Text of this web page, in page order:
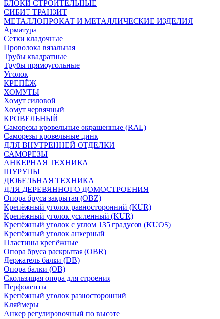
БЛОКИ СТРОИТЕЛЬНЫЕ
СИБИТ ТРАНЗИТ
МЕТАЛЛОПРОКАТ И МЕТАЛЛИЧЕСКИЕ ИЗДЕЛИЯ
Арматура
Сетки кладочные
Проволока вязальная
Трубы квадратные
Трубы прямоугольные
Уголок
КРЕПЁЖ
ХОМУТЫ
Хомут силовой
Хомут червячный
КРОВЕЛЬНЫЙ
Саморезы кровельные окрашенные (RAL)
Саморезы кровельные цинк
ДЛЯ ВНУТРЕННЕЙ ОТДЕЛКИ
САМОРЕЗЫ
АНКЕРНАЯ ТЕХНИКА
ШУРУПЫ
ДЮБЕЛЬНАЯ ТЕХНИКА
ДЛЯ ДЕРЕВЯННОГО ДОМОСТРОЕНИЯ
Опора бруса закрытая (OBZ)
Крепёжный уголок равносторонний (KUR)
Крепёжный уголок усиленный (KUR)
Крепёжный уголок с углом 135 градусов (KUOS)
Крепёжный уголок анкерный
Пластины крепёжные
Опора бруса раскрытая (OBR)
Держатель балки (DB)
Опора балки (ОВ)
Скользящая опора для строения
Перфоленты
Крепёжный уголок разносторонний
Кляймеры
Анкер регулировочный по высоте